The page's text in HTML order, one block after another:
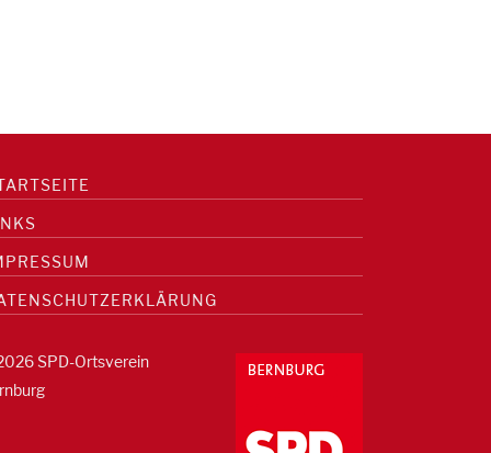
SPD-Ortsverein